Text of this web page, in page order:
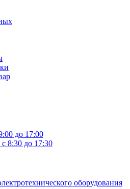
до 17:00
8:30 до 17:30